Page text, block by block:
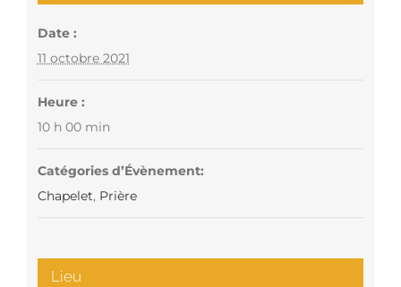
Date :
11 octobre 2021
Heure :
10 h 00 min
Catégories d’Évènement:
Chapelet, Prière
Lieu